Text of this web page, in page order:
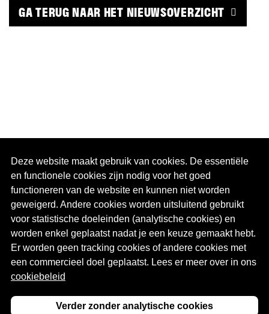
Deze website maakt gebruik van cookies. De essentiële
en functionele cookies zijn nodig voor het goed
functioneren van de website en kunnen niet worden
geweigerd. Andere cookies worden uitsluitend gebruikt
voor statistische doeleinden (analytische cookies) en
worden enkel geplaatst nadat je een keuze gemaakt hebt.
Er worden geen tracking cookies of andere cookies met
een commercieel doel geplaatst. Lees er meer over in ons
cookiebeleid
Verder zonder analytische cookies
GA TERUG NAAR HET NIEUWSOVERZICHT
Databank|
Nieuws|
Contact
Privacy(opent in een nieuw venster)